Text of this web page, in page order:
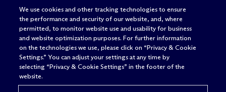
Anwaltswerbung © 2026 M Dermott Will & Schulte
We use cookies and other tracking technologies to ensure
the performance and security of our website, and, where
permitted, to monitor website use and usability for business
and website optimization purposes. For further information
on the technologies we use, please click on “Privacy & Cookie
Settings.” You can adjust your settings at any time by
selecting “Privacy & Cookie Settings” in the footer of the
website.